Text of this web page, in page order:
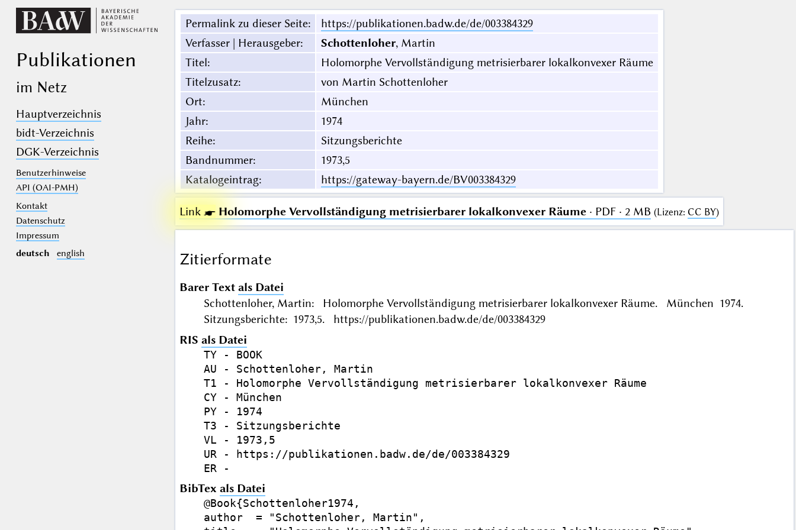
Publikationen
im Netz
Hauptverzeichnis
bidt-Verzeichnis
DGK-Verzeichnis
Benutzerhinweise
API (OAI-PMH)
Kontakt
Datenschutz
Impressum
deutsch
english
Permalink zu dieser Seite:
https://publikationen.badw.de/de/003384329
Verfasser | Herausgeber: Schottenloher, Martin
Titel:
Holomorphe Vervollständigung metrisierbarer lokalkonvexer Räume
Titelzusatz:
von Martin Schottenloher
Ort:
München
Jahr:
1974
Reihe:
Sitzungsberichte
Bandnummer:
1973,5
Katalogeintrag: https://gateway-bayern.de/BV003384329
Link ☛ Holomorphe Vervollständigung metrisierbarer lokalkonvexer Räume· PDF · 2 MB (Lizenz: CC BY)
Zitierformate
Barer Text als Datei
Schottenloher, Martin: Holomorphe Vervollständigung metrisierbarer lokalkonvexer Räume. München 1974.
Sitzungsberichte: 1973,5. https://publikationen.badw.de/de/003384329
RIS als Datei
TY - BOOK
AU - Schottenloher, Martin
T1 - Holomorphe Vervollständigung metrisierbarer lokalkonvexer Räume
CY - München
PY - 1974
T3 - Sitzungsberichte
VL - 1973,5
UR - https://publikationen.badw.de/de/003384329
BibTex als Datei
@Book{Schottenloher1974,
author  = "Schottenloher, Martin",